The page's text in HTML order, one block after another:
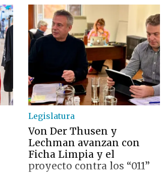
Legislatura
Von Der Thusen y
Lechman avanzan con
Ficha Limpia y el
proyecto contra los “011”